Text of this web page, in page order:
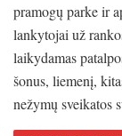
pramogų parke ir
lankytojai už
laikydamas
šonus, liemenį,
nežymų sveikatos